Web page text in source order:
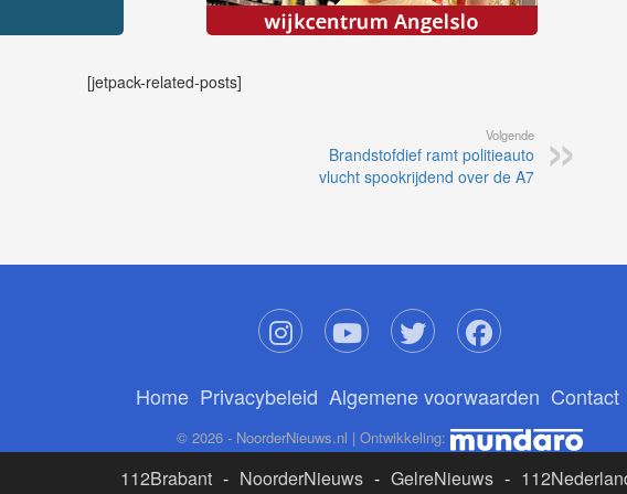
[jetpack-related-posts]
Volgende
Brandstofdief ramt politieauto
vlucht spookrijdend over de A7
Home Privacybeleid Algemene voorwaarden Contact
© 2026 - NoorderNieuws.nl | Ontwikkeling:
112Brabant - NoorderNieuws - GelreNieuws -